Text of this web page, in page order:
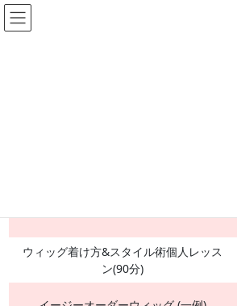
コ
ン
ナ
ビ
ウィッグ着け方&スタイル術個人レッス
ン(90分)